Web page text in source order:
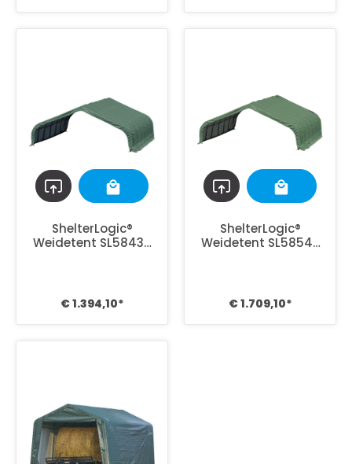
ShelterLogic®
Weidetent SL58432
€ 1.394,10*
ShelterLogic®
Weidetent SL58542
€ 1.709,10*